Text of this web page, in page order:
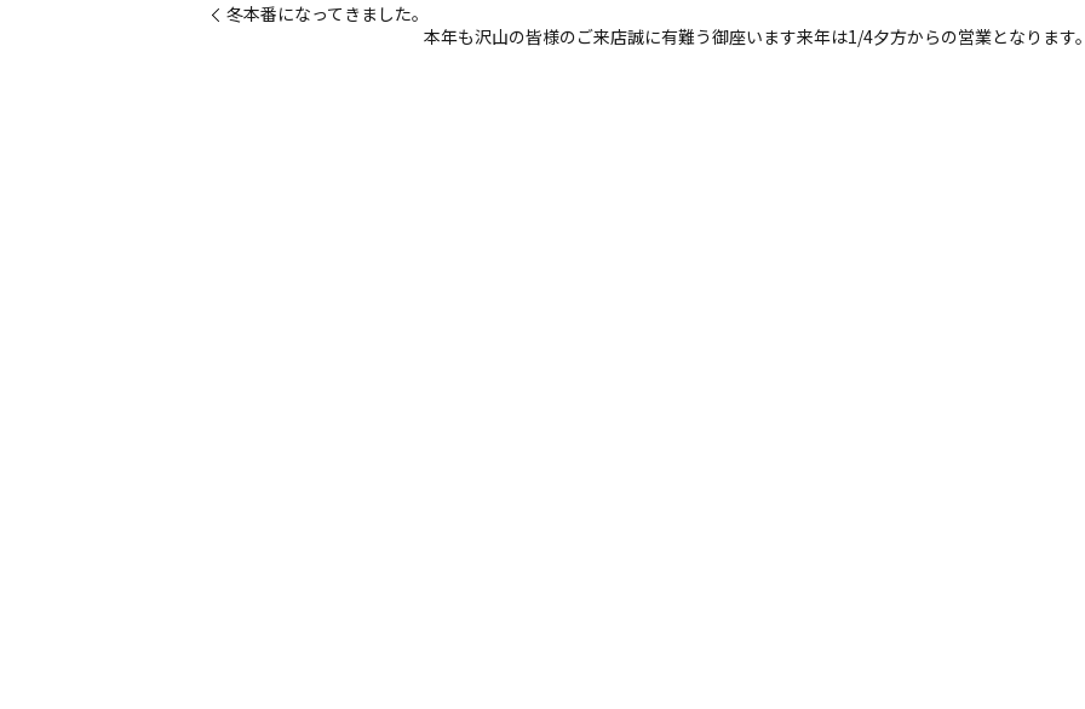
冬本番になってきました。
本年も沢山の皆様のご来店誠に有難う御座います来年は1/4夕方からの営業となります